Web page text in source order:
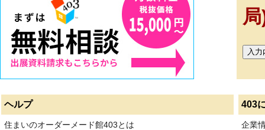
ヘルプ 403
住まいのオーダーメード館403とは
企業